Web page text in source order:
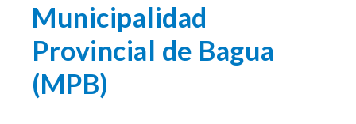
Municipalidad
Provincial de Bagua
(MPB)